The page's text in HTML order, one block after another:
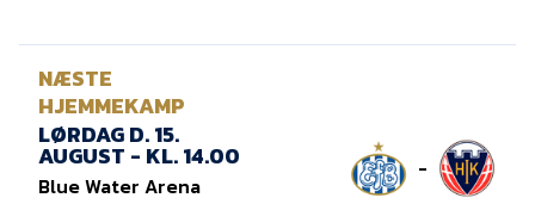
NÆSTE
HJEMMEKAMP
LØRDAG D. 15.
AUGUST - KL. 14.00
Blue Water Arena
-